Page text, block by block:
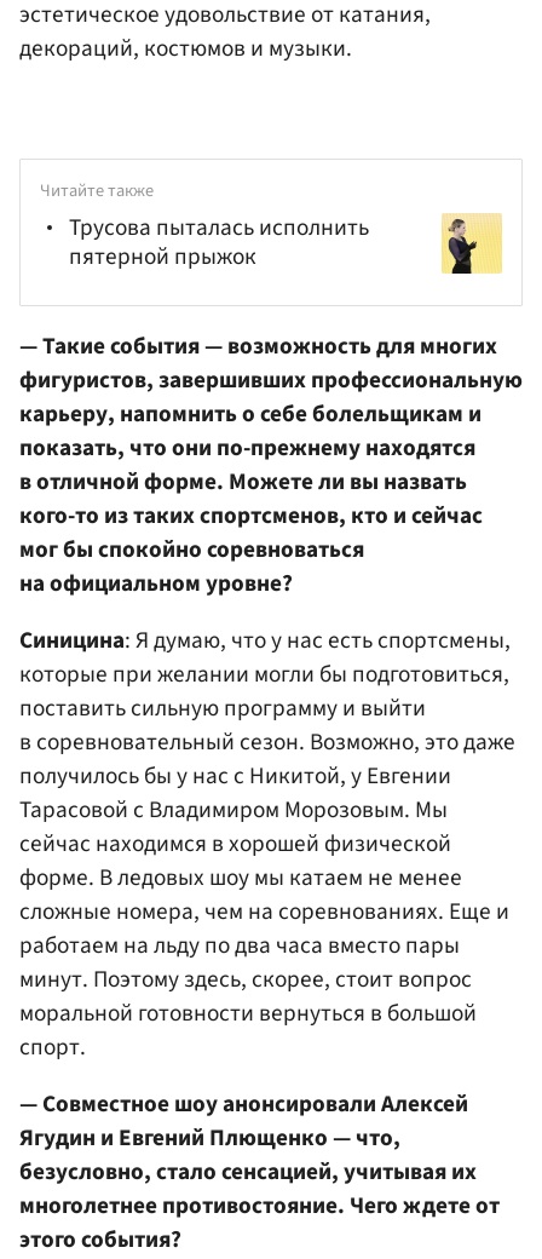
эстетическое удовольствие от катания,
декораций, костюмов и музыки.
Читайте также
Трусова пыталась исполнить
пятерной прыжок
— Такие события — возможность для многих
фигуристов, завершивших профессиональную
карьеру, напомнить о себе болельщикам и
показать, что они по-прежнему находятся
в отличной форме. Можете ли вы назвать
кого-то из таких спортсменов, кто и сейчас
мог бы спокойно соревноваться
на официальном уровне?
Синицина: Я думаю, что у нас есть спортсмены,
которые при желании могли бы подготовиться,
поставить сильную программу и выйти
в соревновательный сезон. Возможно, это даже
получилось бы у нас с Никитой, у Евгении
Тарасовой с Владимиром Морозовым. Мы
сейчас находимся в хорошей физической
форме. В ледовых шоу мы катаем не менее
сложные номера, чем на соревнованиях. Еще и
работаем на льду по два часа вместо пары
минут. Поэтому здесь, скорее, стоит вопрос
моральной готовности вернуться в большой
спорт.
— Совместное шоу анонсировали Алексей
Ягудин и Евгений Плющенко — что,
безусловно, стало сенсацией, учитывая их
многолетнее противостояние. Чего ждете от
этого события?